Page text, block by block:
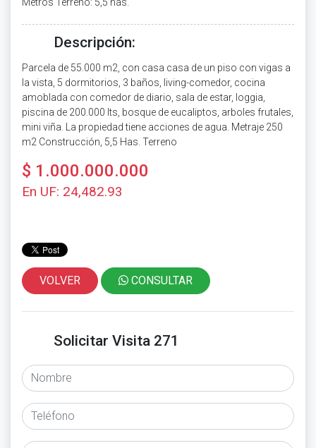
Descripción:
Parcela de 55.000 m2, con casa casa de un piso con vigas a
la vista, 5 dormitorios, 3 baños, living-comedor, cocina
amoblada con comedor de diario, sala de estar, loggia,
piscina de 200.000 lts, bosque de eucaliptos, arboles frutales,
mini viña. La propiedad tiene acciones de agua. Metraje 250
m2 Construcción, 5,5 Has. Terreno
$ 1.000.000.000
En UF: 24,482.93
VOLVER CONSULTAR
Solicitar Visita 271